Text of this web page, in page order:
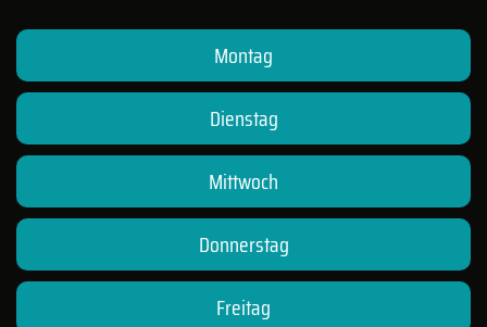
Montag
Dienstag
Mittwoch
Donnerstag
Freitag